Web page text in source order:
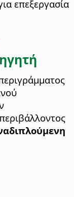
επεξεργασία